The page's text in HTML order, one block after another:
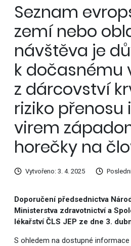
Seznam
zemí nebo
návštěva je
k dočasnému
z dárcovství
riziko přenosu
virem
horečky na
Vytvořeno: 3. 4. 2025
Doporučení předsednictva
Ministerstva zdravotnictví a
lékařství ČLS JEP ze dne 3.
S ohledem na dostupné